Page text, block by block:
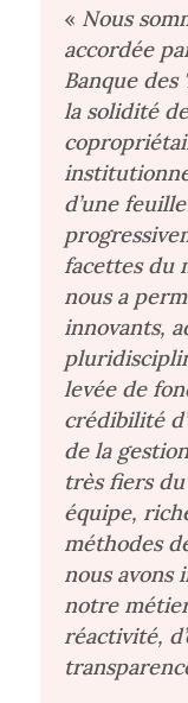
« Nous
accordée
Banque
la solidité
d’une
facettes du
nous a
innovants,
levée de
crédibilité
de la
très fiers
équipe,
méthodes
nous avons
notre
réactivité,